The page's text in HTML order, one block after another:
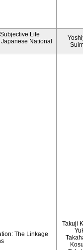
Life
National
The Linkage
Takuji